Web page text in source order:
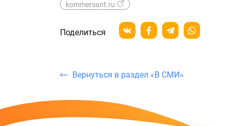
kommersant.ru
Поделиться
Вернуться в раздел «В СМИ»